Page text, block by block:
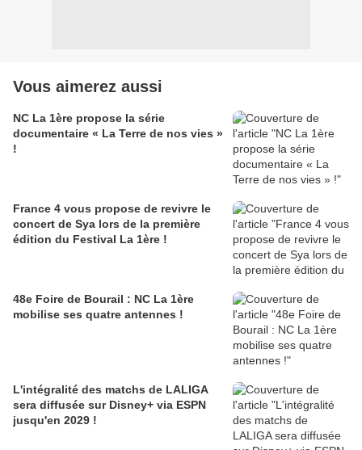
Vous aimerez aussi
NC La 1ère propose la série
documentaire « La Terre de nos vies »
!
France 4 vous propose de revivre le
concert de Sya lors de la première
édition du Festival La 1ère !
48e Foire de Bourail : NC La 1ère
mobilise ses quatre antennes !
L'intégralité des matchs de LALIGA
sera diffusée sur Disney+ via ESPN
jusqu'en 2029 !